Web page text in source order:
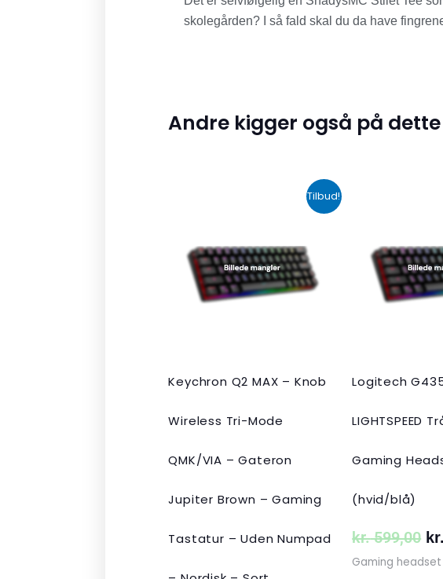
skolegården? I så fald skal du da have
Andre kigger også på dette
Tilbud!
Keychron Q2 MAX – Knob
Wireless Tri-Mode
QMK/VIA – Gateron
Jupiter Brown – Gaming
Tastatur – Uden Numpad
oprindelige
var:
kr. 2.190,00.
aktuelle
er:
kr. 1.465,00.
Logitech
LIGHTSPEED
Gaming
(hvid/blå)
kr.599,00 kr.
Gaming headset